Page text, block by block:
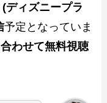
ディズニープラ
予定となっていま
わせて無料視聴